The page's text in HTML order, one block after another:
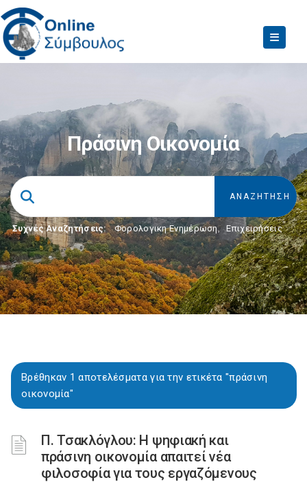
Πράσινη Οικονομία
Συχνές Αναζητήσεις: Φορολογικη Ενημέρωση, Επιχειρήσεις
Βρέθηκαν 1 αποτελέσματα για την ετικέτα "πράσινη
οικονομία"
Π. Τσακλόγλου: Η ψηφιακή και
πράσινη οικονομία απαιτεί νέα
φιλοσοφία για τους εργαζόμενους